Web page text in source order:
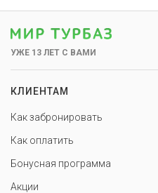
УЖЕ 13 ЛЕТ С ВАМИ
КЛИЕНТАМ
Как забронировать
Как оплатить
Бонусная программа
Акции